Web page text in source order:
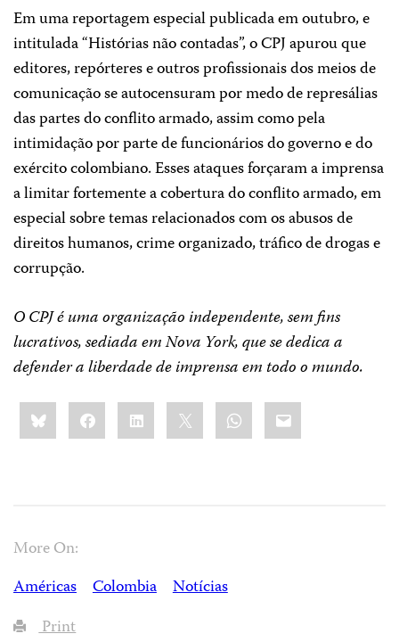
Em uma reportagem especial publicada em outubro, e
intitulada “Histórias não contadas”, o CPJ apurou que
editores, repórteres e outros profissionais dos meios de
comunicação se autocensuram por medo de represálias
das partes do conflito armado, assim como pela
intimidação por parte de funcionários do governo e do
exército colombiano. Esses ataques forçaram a imprensa
a limitar fortemente a cobertura do conflito armado, em
especial sobre temas relacionados com os abusos de
direitos humanos, crime organizado, tráfico de drogas e
corrupção.
O CPJ é uma organização independente, sem fins
lucrativos, sediada em Nova York, que se dedica a
defender a liberdade de imprensa em todo o mundo.
Share
this:BlueskyFacebookLinkedIn WhatsApp
Email
More On:
Américas
Colombia
Notícias
Print